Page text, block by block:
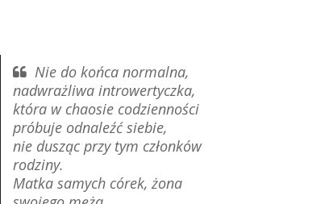
Nie do końca normalna,
nadwrażliwa introwertyczka,
która w chaosie codzienności
próbuje odnaleźć siebie,
nie dusząc przy tym członków
rodziny.
Matka samych córek, żona